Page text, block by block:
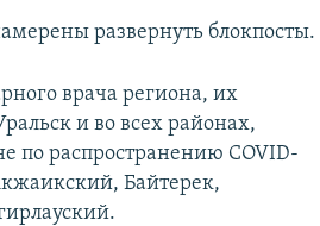
развернуть блокпосты.
врача региона, их
и во всех районах,
по распространению COVID-
Байтерек,